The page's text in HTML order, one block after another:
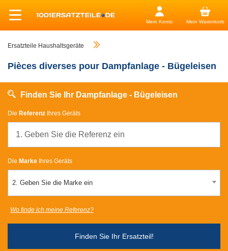
Mein Konto Mein Warenkorb
Ersatzteile Haushaltsgeräte
Pièces diverses pour Dampfanlage - Bügeleisen
Finden Sie Ihr Dampfanlage - Bügeleisen
Die Referenz Ihres Geräts
Die Marke Ihres Geräts
2. Geben Sie die Marke ein
Finden Sie Ihr Ersatzteil!
Wo finde ich meine Referenz?